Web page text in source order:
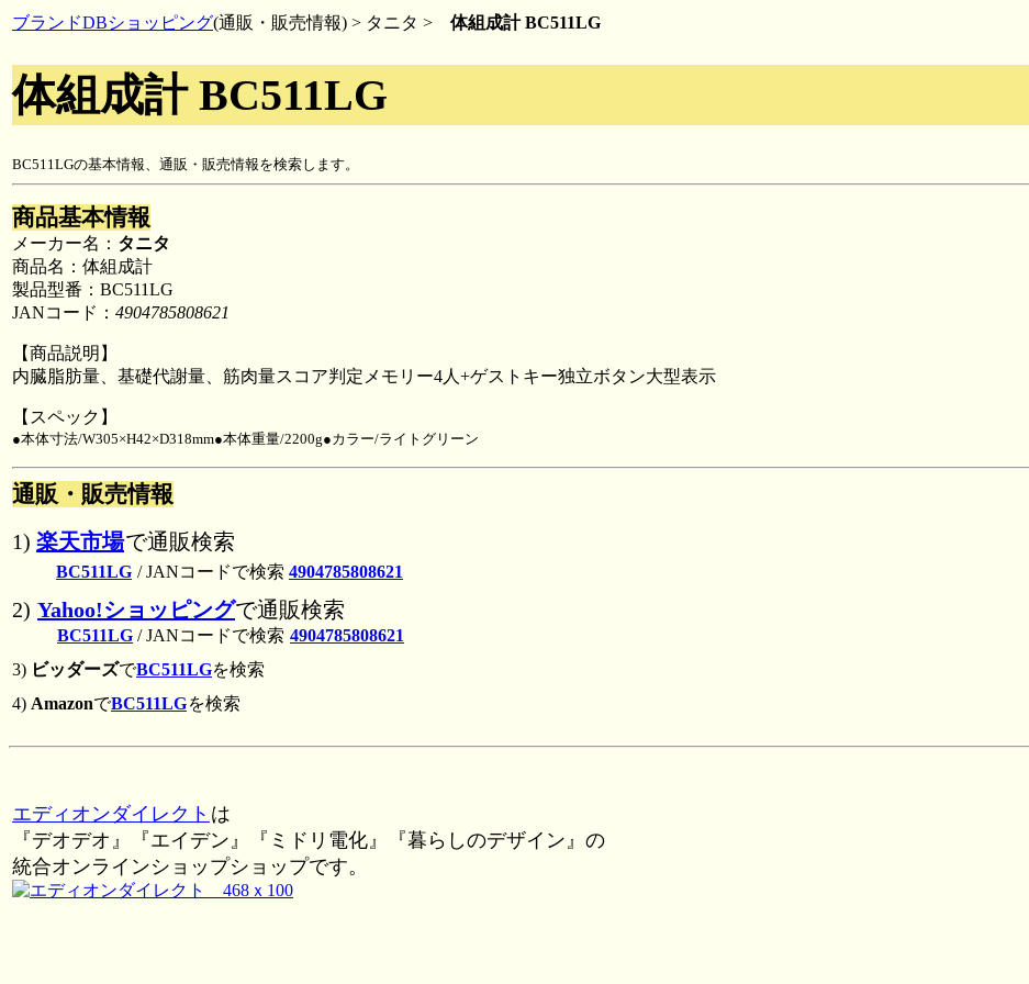
ブランドDBショッピング(通販・販売情報) > タニタ > 体組成計 BC511LG
体組成計 BC511LG
BC511LGの基本情報、通販・販売情報を検索します。
商品基本情報
メーカー名： タニタ
商品名：体組成計
製品型番：BC511LG
JANコード： 4904785808621
【商品説明】
内臓脂肪量、基礎代謝量、筋肉量スコア判定メモリー4人+ゲストキー独立ボタン大型表示
【スペック】
●本体寸法/W305×H42×D318mm●本体重量/2200g●カラー/ライトグリーン
通販・販売情報
1) 楽天市場で通販検索
BC511LG / JANコードで検索 4904785808621
2) Yahoo!ショッピングで通販検索
BC511LG / JANコードで検索 4904785808621
3) ビッダーズでBC511LGを検索
4) AmazonでBC511LGを検索
エディオンダイレクト は
『デオデオ』『エイデン』『ミドリ電化』『暮らしのデザイン』の
統合オンラインショップショップです。